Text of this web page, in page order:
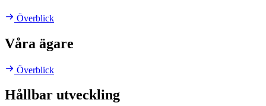
Överblick
Våra ägare
Överblick
Hållbar utveckling